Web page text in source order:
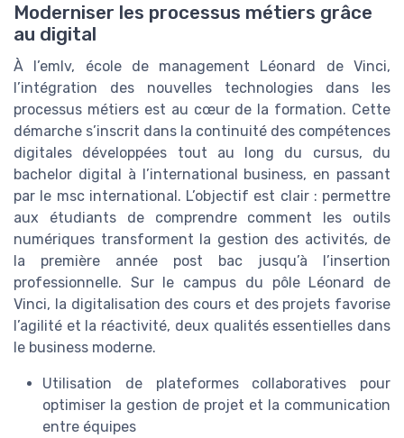
Moderniser les processus métiers grâce
au digital
À l’emlv, école de management Léonard de Vinci,
l’intégration des nouvelles technologies dans les
processus métiers est au cœur de la formation. Cette
démarche s’inscrit dans la continuité des compétences
digitales développées tout au long du cursus, du
bachelor digital à l’international business, en passant
par le msc international. L’objectif est clair : permettre
aux étudiants de comprendre comment les outils
numériques transforment la gestion des activités, de
la première année post bac jusqu’à l’insertion
professionnelle. Sur le campus du pôle Léonard de
Vinci, la digitalisation des cours et des projets favorise
l’agilité et la réactivité, deux qualités essentielles dans
le business moderne.
Utilisation de plateformes collaboratives pour
optimiser la gestion de projet et la communication
entre équipes